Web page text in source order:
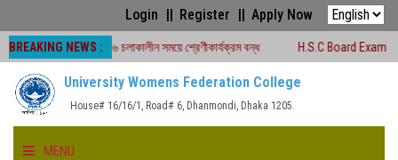
Login Register Apply Now
BREAKING NEWS :
-২০২৬ চলাকালীন সময়ে শ্রেণীকার্যক্রম বন্ধ H.S.C Board Exam Seat Plan (
University Womens Federation College
House# 16/16/1, Road# 6, Dhanmondi, Dhaka 1205.
MENU